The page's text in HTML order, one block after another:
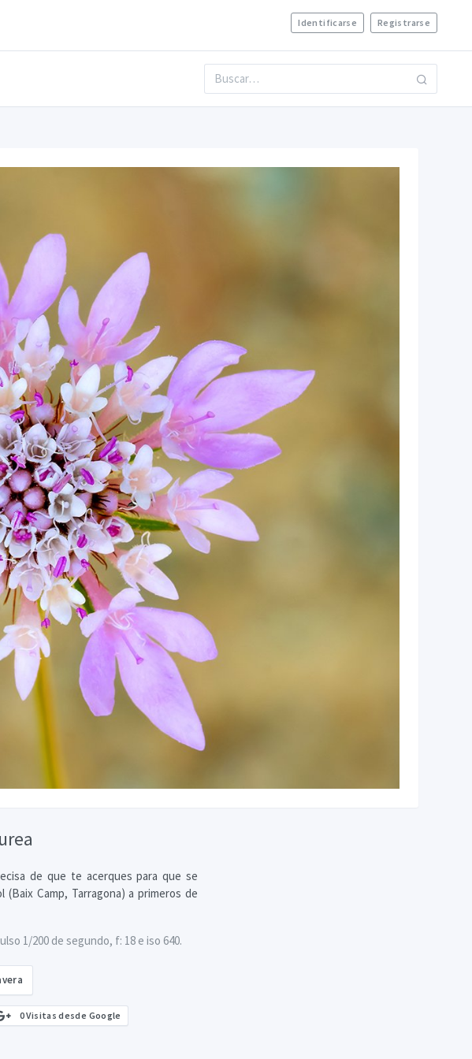
Identificarse Registrarse
de que te acerques para que se
Camp, Tarragona) a primeros de
1/200 de segundo, f: 18 e iso 640.
0 Visitas desde Google